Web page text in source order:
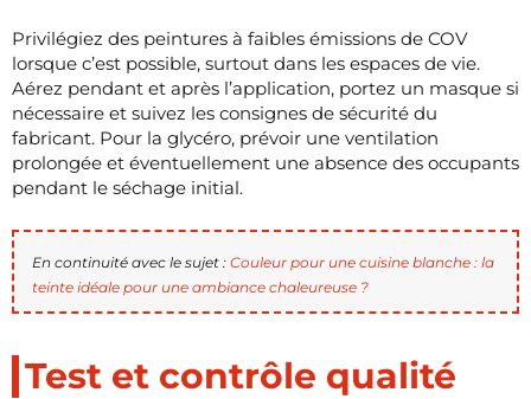
Privilégiez des peintures à faibles émissions de COV
lorsque c’est possible, surtout dans les espaces de vie.
Aérez pendant et après l’application, portez un masque si
nécessaire et suivez les consignes de sécurité du
fabricant. Pour la glycéro, prévoir une ventilation
prolongée et éventuellement une absence des occupants
pendant le séchage initial.
En continuité avec le sujet : Couleur pour une cuisine blanche : la
teinte idéale pour une ambiance chaleureuse ?
Test et contrôle qualité